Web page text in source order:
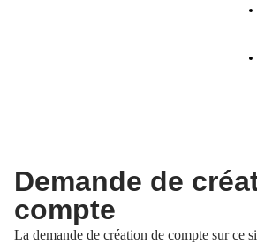
Demande de
compte
La demande de création de compte sur ce